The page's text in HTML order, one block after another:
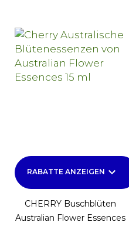
RABATTE ANZEIGEN keyboard_arrow_down
CHERRY Buschblüten
Australian Flower Essences